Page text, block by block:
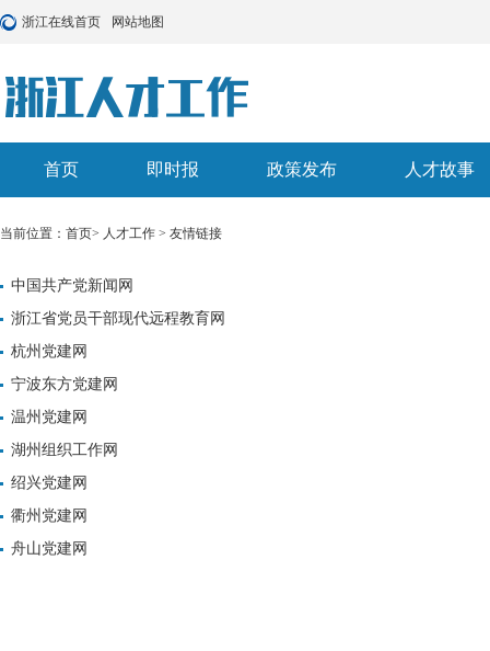
浙江在线首页 网站地图
首页 即时报 政策发布 人才故事
当前位置： 首页> 人才工作 > 友情链接
中国共产党新闻网
浙江省党员干部现代远程教育网
杭州党建网
宁波东方党建网
温州党建网
湖州组织工作网
绍兴党建网
衢州党建网
舟山党建网